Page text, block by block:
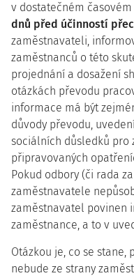
v dostatečném
dnů před účinností
zaměstnavateli,
zaměstnanců o této
projednání a dosažení
otázkách převodu
informace má být
důvody převodu,
sociálních důsledků pro
připravovaných
Pokud odbory (či rada
zaměstnavatele
zaměstnavatel povinen
zaměstnance, a to v
Otázkou je, co se
nebude ze strany